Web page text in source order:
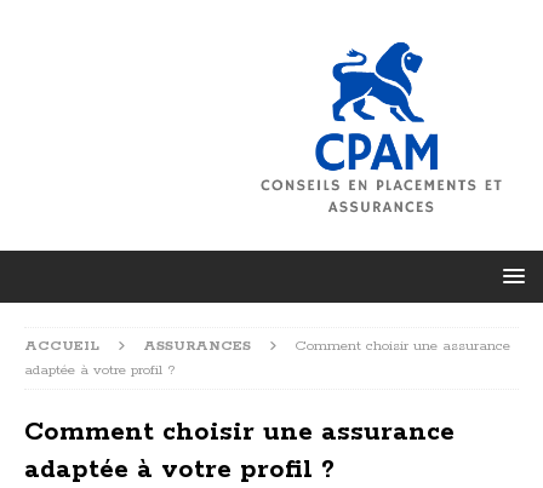
ACCUEIL ASSURANCES
Comment choisir une assurance
adaptée à votre profil ?
Comment choisir une assurance
adaptée à votre profil ?